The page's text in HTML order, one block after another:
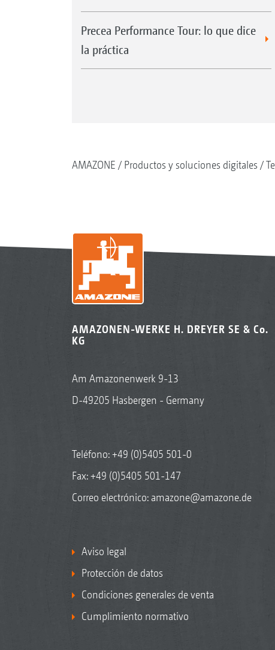
Precea Performance Tour: lo que dice
la práctica
AMAZONE Productos y soluciones digitales
AMAZONEN-WERKE H. DREYER SE & Co.
KG
Am Amazonenwerk 9-13
D-49205 Hasbergen - Germany
Teléfono:+49 (0)5405 501-0
Fax: +49 (0)5405 501-147
Correo electrónico: amazone@amazone.de
Aviso legal
Protección de datos
Condiciones generales de venta
Cumplimiento normativo